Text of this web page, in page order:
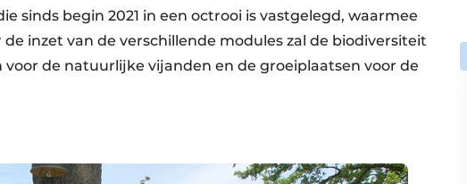
sinds begin 2021 in een octrooi is vastgelegd, waarmee
inzet van de verschillende modules zal de biodiversiteit
de natuurlijke vijanden en de groeiplaatsen voor de